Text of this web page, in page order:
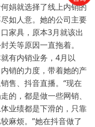
娟就选择了线上内销的
如人意。她的公司主要
家具，原本3月就该出
关等原因一直拖着。
有内销业务，4月以
销的力度，带着她的产
售、抖音直播。“现在
的，都是做一些网销、
业绩都是下滑的，只靠
麻烦。”她在抖音做了